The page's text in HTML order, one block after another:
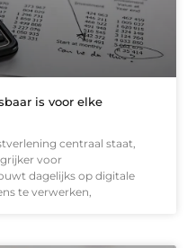
is voor elke
centraal staat,
voor
dagelijks op digitale
te verwerken,